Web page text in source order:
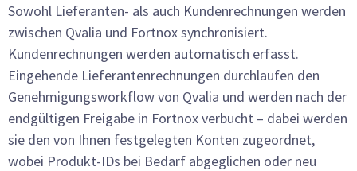
Sowohl Lieferanten- als auch Kundenrechnungen werden
zwischen Qvalia und Fortnox synchronisiert.
Kundenrechnungen werden automatisch erfasst.
Eingehende Lieferantenrechnungen durchlaufen den
Genehmigungsworkflow von Qvalia und werden nach der
endgültigen Freigabe in Fortnox verbucht – dabei werden
sie den von Ihnen festgelegten Konten zugeordnet,
wobei Produkt-IDs bei Bedarf abgeglichen oder neu